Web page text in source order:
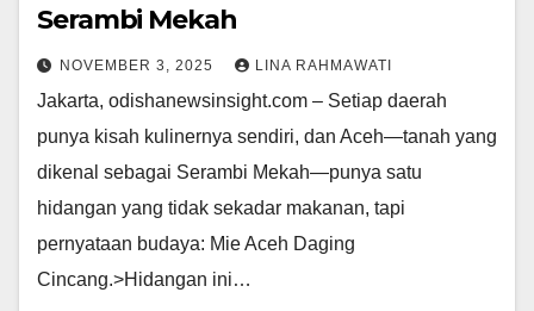
Serambi Mekah
NOVEMBER 3, 2025 LINA RAHMAWATI
Jakarta, odishanewsinsight.com – Setiap daerah
punya kisah kulinernya sendiri, dan Aceh—tanah yang
dikenal sebagai Serambi Mekah—punya satu
hidangan yang tidak sekadar makanan, tapi
pernyataan budaya: Mie Aceh Daging
Cincang.>Hidangan ini…